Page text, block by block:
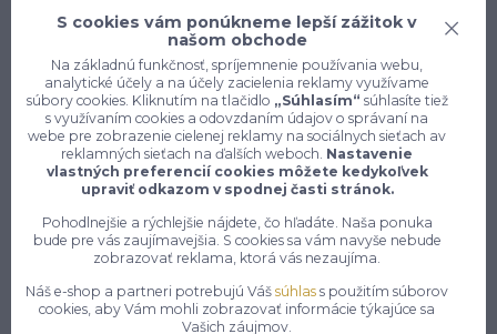
Konečne e-shop, kde nemusíte
vyberať medzi kvalitou a cenou,
S cookies vám ponúkneme lepší zážitok v
našom obchode
Na základnú funkčnosť, spríjemnenie používania webu,
analytické účely a na účely zacielenia reklamy využívame
súbory cookies. Kliknutím na tlačidlo „Súhlasím“ súhlasíte tiež
s využívaním cookies a odovzdaním údajov o správaní na
webe pre zobrazenie cielenej reklamy na sociálnych sieťach av
reklamných sieťach na ďalších weboch. Nastavenie
vlastných preferencií cookies môžete kedykoľvek
upraviť odkazom v spodnej časti stránok.
Pohodlnejšie a rýchlejšie nájdete, čo hľadáte. Naša ponuka
bude pre vás zaujímavejšia. S cookies sa vám navyše nebude
zobrazovať reklama, ktorá vás nezaujíma.
Náš e-shop a partneri potrebujú Vášsúhlas s použitím súborov
cookies, aby Vám mohli zobrazovať informácie týkajúce sa
Vašich záujmov.